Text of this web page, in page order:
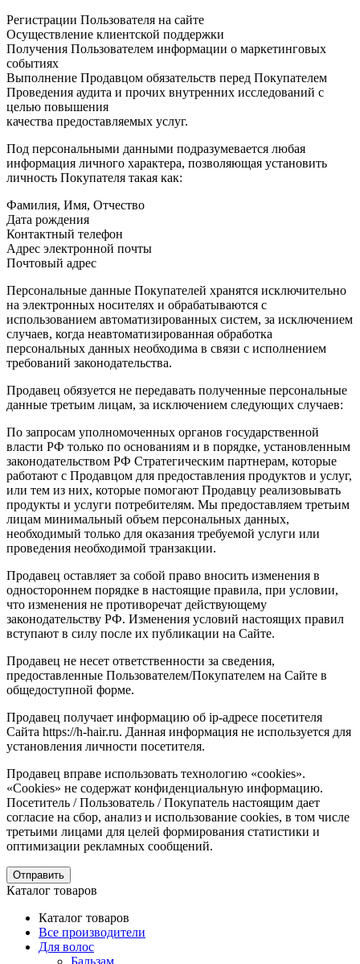
Регистрации Пользователя на сайте
Осуществление клиентской поддержки
Получения Пользователем информации о маркетинговых
событиях
Выполнение Продавцом обязательств перед Покупателем
Проведения аудита и прочих внутренних исследований с
целью повышения
качества предоставляемых услуг.
Под персональными данными подразумевается любая
информация личного характера, позволяющая установить
личность Покупателя такая как:
Фамилия, Имя, Отчество
Дата рождения
Контактный телефон
Адрес электронной почты
Почтовый адрес
Персональные данные Покупателей хранятся исключительно
на электронных носителях и обрабатываются с
использованием автоматизированных систем, за исключением
случаев, когда неавтоматизированная обработка
персональных данных необходима в связи с исполнением
требований законодательства.
Продавец обязуется не передавать полученные персональные
данные третьим лицам, за исключением следующих случаев:
По запросам уполномоченных органов государственной
власти РФ только по основаниям и в порядке, установленным
законодательством РФ Стратегическим партнерам, которые
работают с Продавцом для предоставления продуктов и услуг,
или тем из них, которые помогают Продавцу реализовывать
продукты и услуги потребителям. Мы предоставляем третьим
лицам минимальный объем персональных данных,
необходимый только для оказания требуемой услуги или
проведения необходимой транзакции.
Продавец оставляет за собой право вносить изменения в
одностороннем порядке в настоящие правила, при условии,
что изменения не противоречат действующему
законодательству РФ. Изменения условий настоящих правил
вступают в силу после их публикации на Сайте.
Продавец не несет ответственности за сведения,
предоставленные Пользователем/Покупателем на Сайте в
общедоступной форме.
Продавец получает информацию об ip-адресе посетителя
Сайта https://h-hair.ru. Данная информация не используется для
установления личности посетителя.
Продавец вправе использовать технологию «cookies».
«Cookies» не содержат конфиденциальную информацию.
Посетитель / Пользователь / Покупатель настоящим дает
согласие на сбор, анализ и использование cookies, в том числе
третьими лицами для целей формирования статистики и
оптимизации рекламных сообщений.
Отправить
Каталог товаров
Каталог товаров
Все производители
Для волос
Бальзам